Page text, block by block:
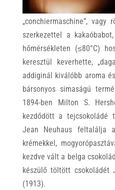
„conchiermaschine”, vagy
szerkezettel a
hőmérsékleten (≤80°C)
keresztül keverhette,
addiginál kiválóbb aroma
bársonyos simaságú
1894-ben Milton S.
kezdődött a tejcsokoládé
Jean Neuhaus feltalálja
krémekkel,
kezdve vált a belga
készülő töltött csokoládét
(1913).